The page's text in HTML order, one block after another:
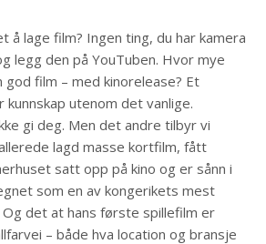
å lage film? Ingen ting, du har kamera
legg den på YouTuben. Hvor mye
film – med kinorelease? Et
kunnskap utenom det vanlige.
gi deg. Men det andre tilbyr vi
lagd masse kortfilm, fått
satt opp på kino og er sånn i
som en av kongerikets mest
det at hans første spillefilm er
– både hva location og bransje